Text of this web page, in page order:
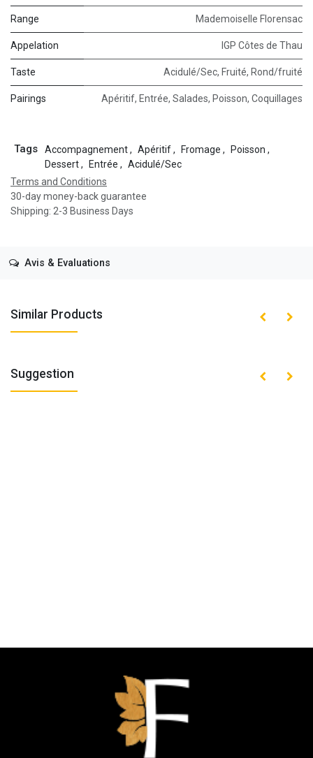
Range Mademoiselle Florensac
Appelation IGP Côtes de Thau
Taste Acidulé/Sec, Fruité, Rond/fruité
Pairings Apéritif, Entrée, Salades, Poisson, Coquillages
Tags Accompagnement, Apéritif, Fromage , Poisson ,
Dessert, Entrée , Acidulé/Sec
Terms and Conditions
30-day money-back guarantee
Shipping: 2-3 Business Days
Avis & Evaluations
Similar Products
Suggestion